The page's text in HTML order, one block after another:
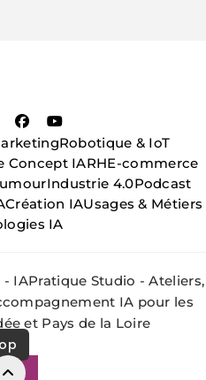
Robotique & IoT
Concept IARHE-commerce
Industrie 4.0Podcast
Création IAUsages & Métiers
IA
IAPratique Studio - Ateliers,
IA pour les
et Pays de la Loire